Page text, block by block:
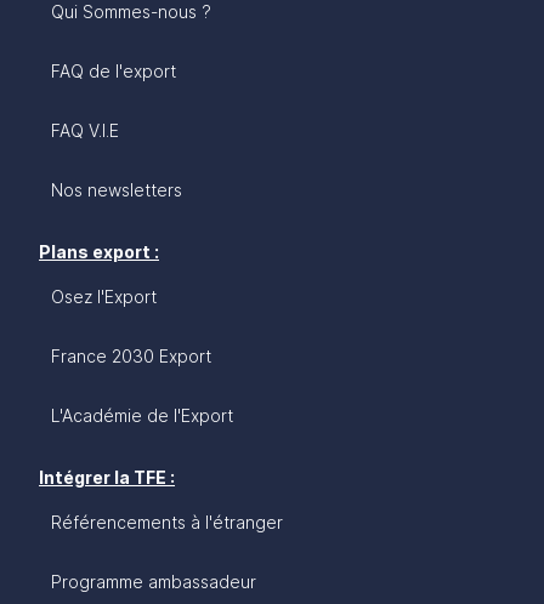
Qui Sommes-nous ?
FAQ de l'export
FAQ V.I.E
Nos newsletters
Plans export :
Osez l'Export
France 2030 Export
L'Académie de l'Export
Intégrer la TFE :
Référencements à l'étranger
Programme ambassadeur